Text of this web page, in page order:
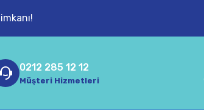
imkanı!
0212 285 12 12
Müşteri Hizmetleri